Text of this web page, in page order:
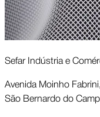
Sefar Indústria e
Avenida Moinho
São Bernardo do